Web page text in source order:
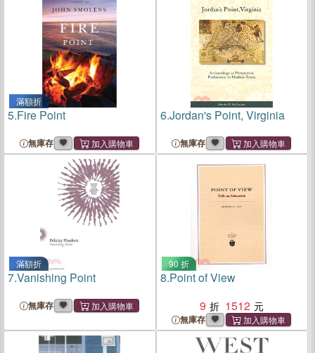
滿額折
5.Fire Point
無庫存
6.Jordan's Point, Virginia
無庫存
滿額折
7.Vanishing Point
無庫存
90 折
8.Point of View
9
1512
無庫存